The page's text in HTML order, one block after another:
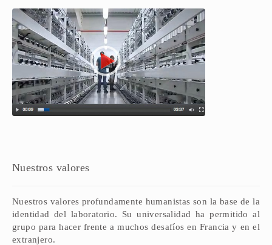
Nuestros valores
Nuestros valores profundamente humanistas son la base de la
identidad del laboratorio. Su universalidad ha permitido al
grupo para hacer frente a muchos desafíos en Francia y en el
extranjero.